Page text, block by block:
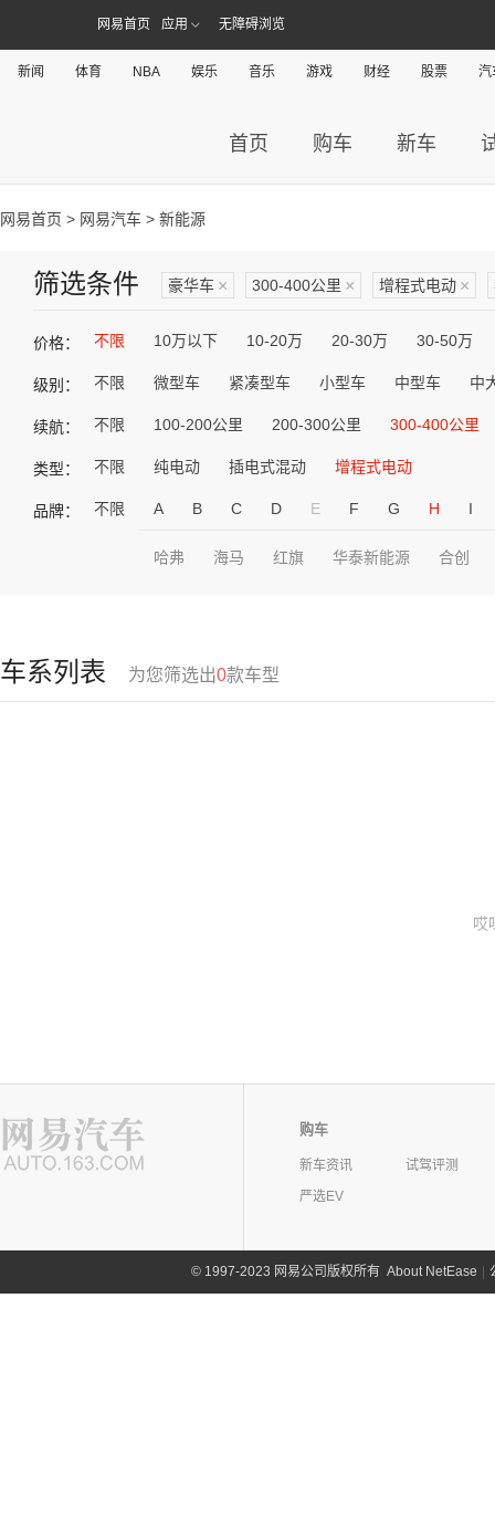
网易首页 应用 无障碍浏览
新闻 体育 NBA 娱乐 音乐 游戏 财经 股票 汽
首页 购车 新车
网易首页 > 网易汽车 > 新能源
筛选条件 豪华车 × 300-400公里 × 增程式电动 ×
价格： 不限 10万以下 10-20万 20-30万 30-50万
级别： 不限 微型车 紧凑型车 小型车 中型车 中
续航： 不限 100-200公里 200-300公里 300-400公里
类型： 不限 纯电动 插电式混动 增程式电动
品牌： 不限 A B C D E F G H I
哈弗 海马 红旗 华泰新能源 合创
车系列表 为您筛选出0款车型
哎
购车
新车资讯
试驾评测
严选EV
©1997-2023 网易公司版权所有 About NetEase